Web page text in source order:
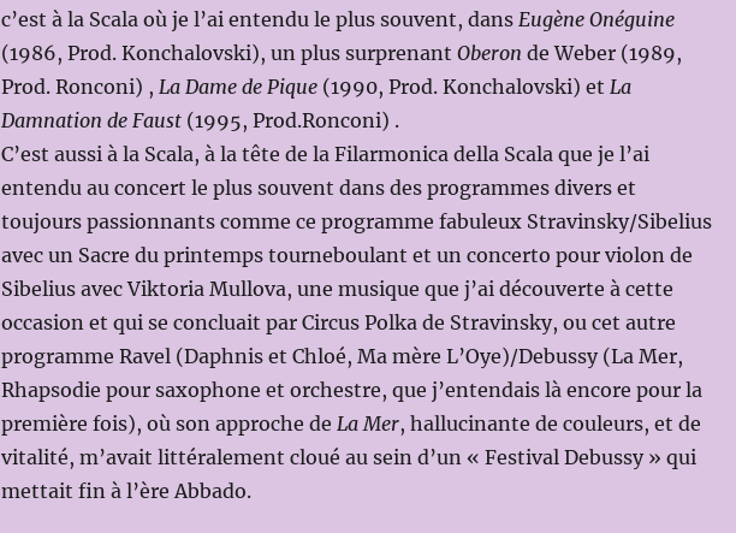
c’est à la Scala où je l’ai entendu le plus souvent, dans Eugène Onéguine
(1986, Prod. Konchalovski), un plus surprenant Oberon de Weber (1989,
Prod. Ronconi) , La Dame de Pique(1990, Prod. Konchalovski) et La
Damnation de Faust (1995, Prod.Ronconi) .
C’est aussi à la Scala, à la tête de la Filarmonica della Scala que je l’ai
entendu au concert le plus souvent dans des programmes divers et
toujours passionnants comme ce programme fabuleux Stravinsky/Sibelius
avec un Sacre du printemps tourneboulant et un concerto pour violon de
Sibelius avec Viktoria Mullova, une musique que j’ai découverte à cette
occasion et qui se concluait par Circus Polka de Stravinsky, ou cet autre
programme Ravel (Daphnis et Chloé, Ma mère L’Oye)/Debussy (La Mer,
Rhapsodie pour saxophone et orchestre, que j’entendais là encore pour la
première fois), où son approche de La Mer, hallucinante de couleurs, et de
vitalité, m’avait littéralement cloué au sein d’un « Festival Debussy » qui
mettait fin à l’ère Abbado.